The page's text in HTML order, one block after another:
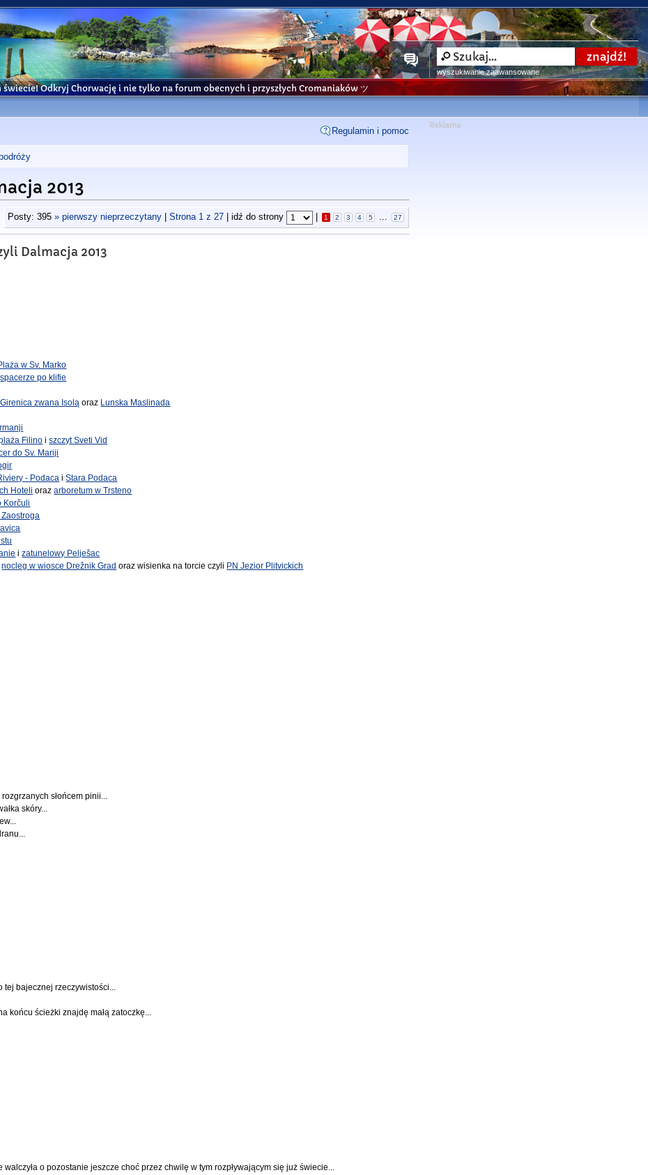
wyszukiwanie zaawansowane
świecie! Odkryj Chorwację i nie tylko na forum obecnych i przyszłych Cromaniaków ツ
Regulamin i pomoc
2013
Posty: 395 » pierwszy nieprzeczytany| Strona 1z 27| idź do strony 1 2 3 4 5 ... 27
Dalmacja 2013
w Sv. Marko
spacerze po klifie
zwana Isolą oraz Lunska Maslinada
Filino iszczyt Sveti Vid
do Sv. Mariji
- Podaca iStara Podaca
Hoteli orazarboretum w Trsteno
Korčuli
izatunelowy Pelješac
nocleg w wiosce Drežnik Grad oraz wisienka na torcie czyli PN Jezior Plitvickich
słońcem pinii...
skóry...
tej bajecznej rzeczywistości...
końcu ścieżki znajdę małą zatoczkę...
o pozostanie jeszcze choć przez chwilę w tym rozpływającym się już świecie...